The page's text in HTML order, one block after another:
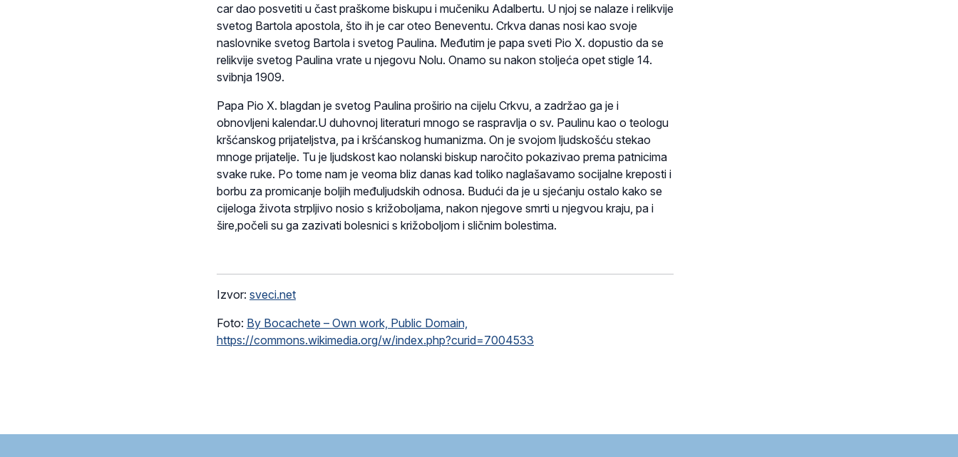
car dao posvetiti u čast praškome biskupu i mučeniku Adalbertu. U njoj se nalaze i relikvije
svetog Bartola apostola, što ih je car oteo Beneventu. Crkva danas nosi kao svoje
naslovnike svetog Bartola i svetog Paulina. Međutim je papa sveti Pio X. dopustio da se
relikvije svetog Paulina vrate u njegovu Nolu. Onamo su nakon stoljeća opet stigle 14.
svibnja 1909.
Papa Pio X. blagdan je svetog Paulina proširio na cijelu Crkvu, a zadržao ga je i
obnovljeni kalendar.U duhovnoj literaturi mnogo se raspravlja o sv. Paulinu kao o teologu
kršćanskog prijateljstva, pa i kršćanskog humanizma. On je svojom ljudskošću stekao
mnoge prijatelje. Tu je ljudskost kao nolanski biskup naročito pokazivao prema patnicima
svake ruke. Po tome nam je veoma bliz danas kad toliko naglašavamo socijalne kreposti i
borbu za promicanje boljih međuljudskih odnosa. Budući da je u sjećanju ostalo kako se
cijeloga života strpljivo nosio s križoboljama, nakon njegove smrti u njegvou kraju, pa i
šire,počeli su ga zazivati bolesnici s križoboljom i sličnim bolestima.
Izvor: sveci.net
Foto: By Bocachete – Own work, Public Domain,
https://commons.wikimedia.org/w/index.php?curid=7004533